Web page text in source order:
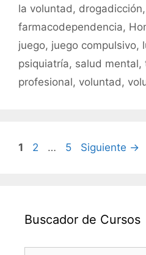
k
la voluntad , drogadicción,
farmacodependencia,
juego, juego compulsivo,
psiquiatría, salud mental,
profesional, voluntad ,
Página
1 Página
2 … Página
5 Siguiente →
Buscador de Cursos